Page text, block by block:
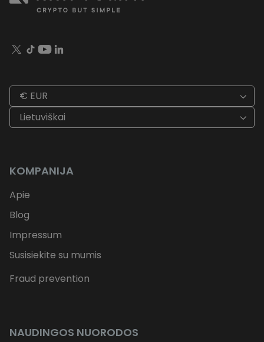
€ EUR
Lietuviškai
KOMPANIJA
Apie
Blog
Impressum
Susisiekite su mumis
Fraud prevention
NAUDINGOS NUORODOS